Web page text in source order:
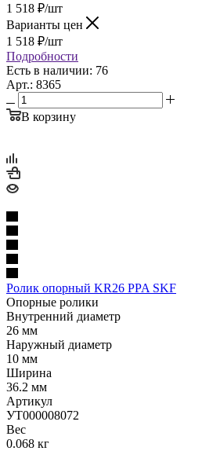
1 518 ₽/шт
Варианты цен
1 518 ₽/шт
Подробности
Есть в наличии: 76
Арт.: 8365
В корзину
Ролик опорный KR26 PPA SKF
Опорные ролики
Внутренний диаметр
26 мм
Наружный диаметр
10 мм
Ширина
36.2 мм
Артикул
УТ000008072
Вес
0.068 кг